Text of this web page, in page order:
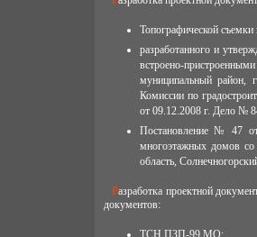
Топографической
разработанного и
встроено-
муниципальный
Комиссии по
от 09.12.2008 г. Дело №
Постановление № 47 от
многоэтажных домов
область,
Разработка проектной документации выполнена в соответствии с требованиями и учетом следующих нормативных
документов:
ТСН ПЗП-99 МО;